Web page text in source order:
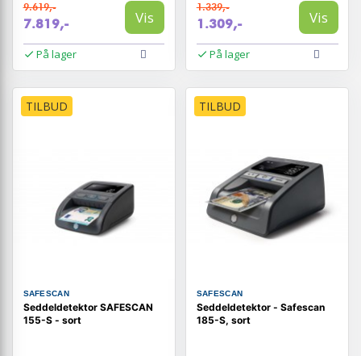
9.619,-
7.819,- Vis
På lager
1.339,-
1.309,- Vis
På lager
TILBUD
SAFESCAN
Seddeldetektor SAFESCAN
155-S - sort
TILBUD
SAFESCAN
Seddeldetektor - Safescan
185-S, sort